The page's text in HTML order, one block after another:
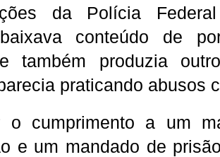
da Polícia
conteúdo de
também produzia
praticando abusos
o cumprimento a um
e um mandado de